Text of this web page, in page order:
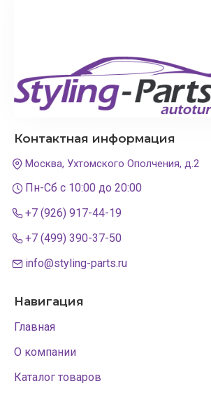
Контактная информация
Москва, Ухтомского Ополчения, д.2
Пн-Сб с 10:00 до 20:00
+7 (926) 917-44-19
+7 (499) 390-37-50
info@styling-parts.ru
Навигация
Главная
О компании
Каталог товаров